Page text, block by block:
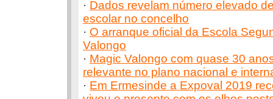
· Dados revelam número elevado
escolar no concelho
· O arranque oficial da Escola
Valongo
· Magic Valongo com quase 30
relevante no plano nacional e
· Em Ermesinde a Expoval 2019